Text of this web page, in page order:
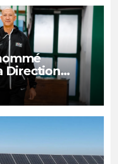
Direction